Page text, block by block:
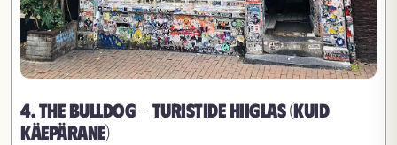
4. The Bulldog - turistide hiiglas (kuid
käepärane)